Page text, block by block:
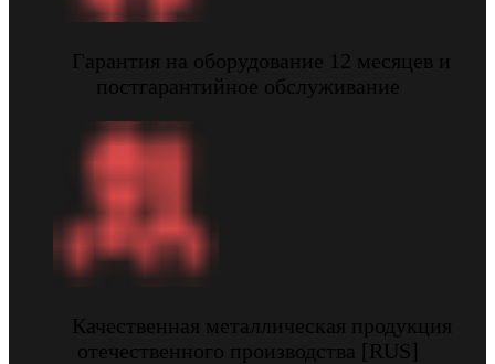
Гарантия на оборудование 12 месяцев и
постгарантийное обслуживание
Качественная металлическая продукция
отечественного производства [RUS]